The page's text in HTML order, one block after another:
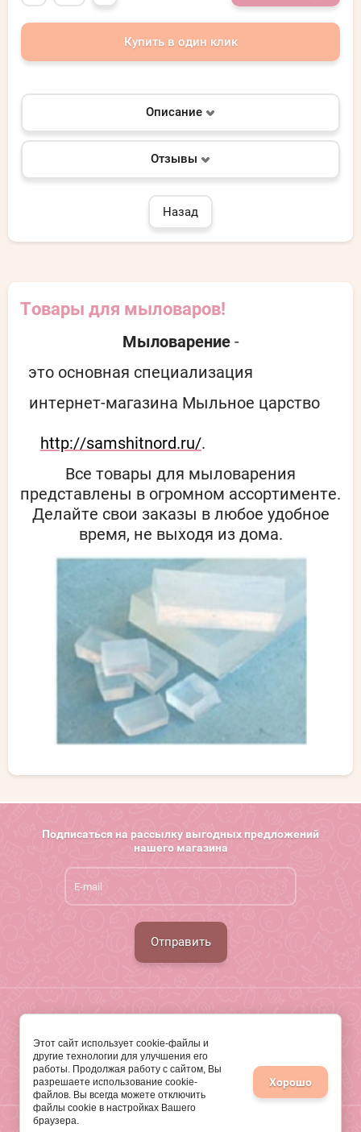
Товары для мыловаров!
Мыловарение-
это основная специализация
интернет-магазина Мыльное царство
http://samshitnord.ru/.
Все товары для мыловарения
представлены в огромном ассортименте.
Делайте свои заказы в любое удобное
время, не выходя из дома.
Купить в один клик
Описание
Отзывы
Назад
Подписаться на рассылку выгодных предложений
нашего магазина
Отправить
+7 (903)900-8198 МАХ, Телеграмм
ПРЕДЛОЖЕНИЯ НА САЙТЕ НЕ ЯВЛЯЮТСЯ ПУБЛИЧНОЙ ОФЕРТОЙ
Этот сайт использует cookie-файлы и
другие технологии для улучшения его
работы. Продолжая работу с сайтом, Вы
разрешаете использование cookie-
файлов. Вы всегда можете отключить
файлы cookie в настройках Вашего
браузера.
Хорошо